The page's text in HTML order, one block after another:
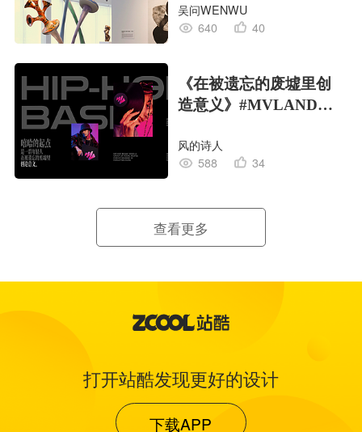
吴问WENWU
640
40
《在被遗忘的废墟里创
造意义》#MVLAND嘻
风的诗人
588
34
查看更多
打开站酷发现更好的设计
下载APP